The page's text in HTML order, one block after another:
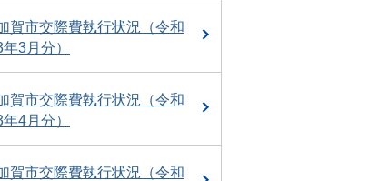
賀市交際費執行状況（令和
年3月分）
賀市交際費執行状況（令和
年4月分）
賀市交際費執行状況（令和